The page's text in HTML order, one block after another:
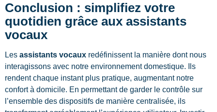
Conclusion : simplifiez votre
quotidien grâce aux assistants
vocaux
Les assistants vocaux redéfinissent la manière dont nous
interagissons avec notre environnement domestique. Ils
rendent chaque instant plus pratique, augmentant notre
confort à domicile. En permettant de garder le contrôle sur
l’ensemble des dispositifs de manière centralisée, ils